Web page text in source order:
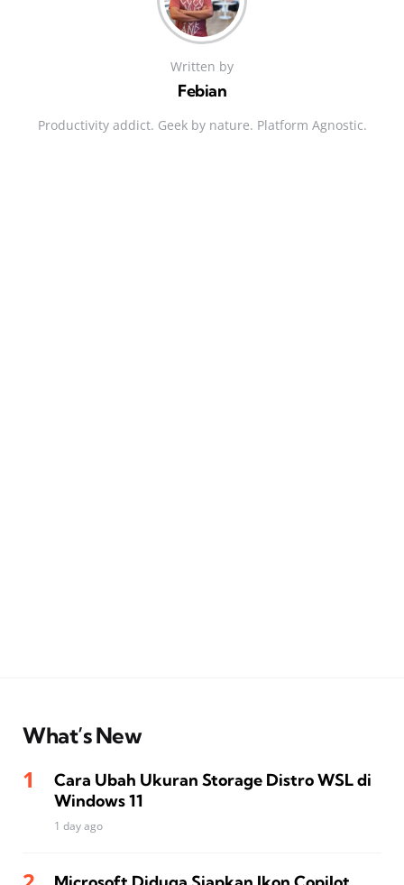
Written by
Febian
Productivity addict. Geek by nature. Platform Agnostic.
What’s New
Cara Ubah Ukuran Storage Distro WSL di
Windows 11
1 day ago